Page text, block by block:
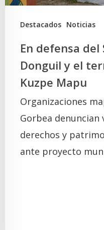
Destacados Noticias
territorio
Kuzpe
En defensa del
Donguil y el
Kuzpe Mapu
Organizaciones
Gorbea denuncian
derechos y
ante proyecto